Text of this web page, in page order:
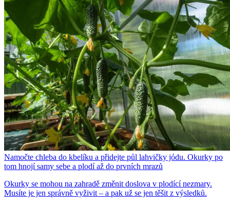
Namočte chleba do kbelíku a přidejte půl lahvičky jódu. Okurky po
tom hnojí samy sebe a plodí až do prvních mrazů
Okurky se mohou na zahradě změnit doslova v plodící nezmary.
Musíte je jen správně vyživit – a pak už se jen těšit z výsledků.